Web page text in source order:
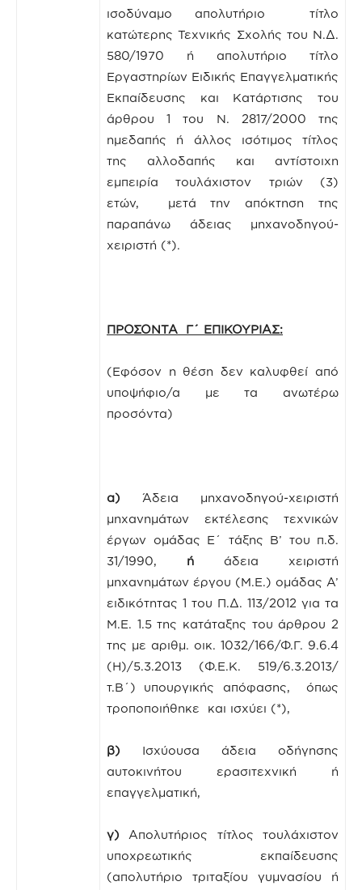
ισοδύναμο απολυτήριο τίτλο
κατώτερης Τεχνικής Σχολής του Ν.Δ.
580/1970 ή απολυτήριο τίτλο
Εργαστηρίων Ειδικής Επαγγελματικής
Εκπαίδευσης και Κατάρτισης του
άρθρου 1 του Ν. 2817/2000 της
ημεδαπής ή άλλος ισότιμος τίτλος
της αλλοδαπής και αντίστοιχη
εμπειρία τουλάχιστον τριών (3)
ετών, μετά την απόκτηση της
παραπάνω άδειας μηχανοδηγού-
χειριστή (*).
ΠΡΟΣΟΝΤΑ Γ΄ ΕΠΙΚΟΥΡΙΑΣ:
(Εφόσον η θέση δεν καλυφθεί από
υποψήφιο/α με τα ανωτέρω
προσόντα)
α) Άδεια μηχανοδηγού-χειριστή
μηχανημάτων εκτέλεσης τεχνικών
έργων ομάδας Ε΄ τάξης Β’ του π.δ.
31/1990, ή άδεια χειριστή
μηχανημάτων έργου (Μ.Ε.) ομάδας Α’
ειδικότητας 1 του Π.Δ. 113/2012 για τα
Μ.Ε. 1.5 της κατάταξης του άρθρου 2
της με αριθμ. οικ. 1032/166/Φ.Γ. 9.6.4
(Η)/5.3.2013 (Φ.Ε.Κ. 519/6.3.2013/
τ.Β΄) υπουργικής απόφασης, όπως
τροποποιήθηκε και ισχύει (*),
β) Ισχύουσα άδεια οδήγησης
αυτοκινήτου ερασιτεχνική ή
επαγγελματική,
γ) Απολυτήριος τίτλος τουλάχιστον
υποχρεωτικής εκπαίδευσης
(απολυτήριο τριταξίου γυμνασίου ή